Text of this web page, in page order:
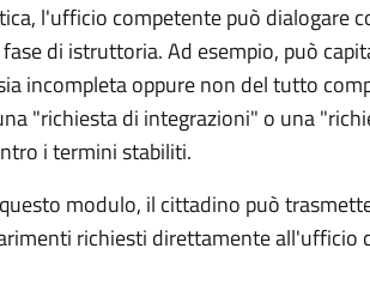
l'ufficio competente può dialogare
di istruttoria. Ad esempio, può
incompleta oppure non del tutto
"richiesta di integrazioni" o una
i termini stabiliti.
modulo, il cittadino può
richiesti direttamente all'ufficio